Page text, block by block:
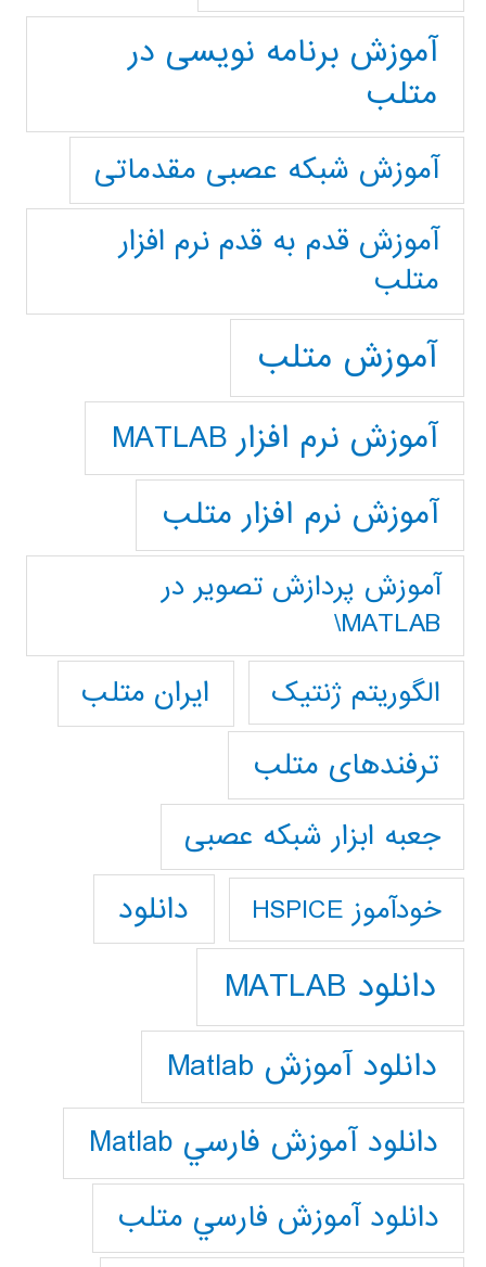
آموزش برنامه نویسی در
متلب
آموزش شبکه عصبی مقدماتی
آموزش قدم به قدم نرم افزار
متلب
آموزش متلب
آموزش نرم افزار MATLAB
آموزش نرم افزار متلب
آموزش پردازش تصوير در
MATLAB\
الگوریتم ژنتیک
ایران متلب
ترفندهای متلب
جعبه ابزار شبکه عصبی
خودآموز HSPICE دانلود
دانلود MATLAB
دانلود آموزش Matlab
دانلود آموزش فارسي Matlab
دانلود آموزش فارسي متلب